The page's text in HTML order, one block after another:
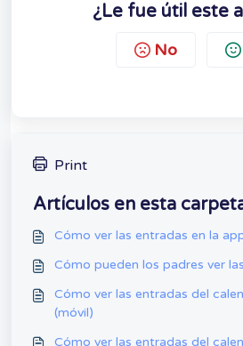
¿Le fue útil este
No
Print
Artículos en esta
Cómo ver las entradas en la
Cómo pueden los padres ver
Cómo ver las entradas del
(móvil)
Cómo ver las entradas del